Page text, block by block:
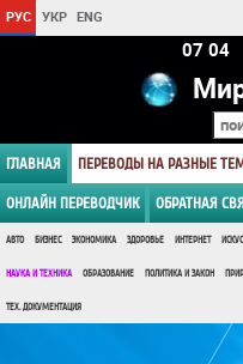
РУС УКР ENG
07 04
ГЛАВНАЯ ПЕРЕВОДЫ НА РАЗНЫЕ
ОНЛАЙН ПЕРЕВОДЧИК ОБРАТНАЯ
АВТО БИЗНЕС ЭКОНОМИКА ЗДОРОВЬЕ ИНТЕРНЕТ
НАУКА И ТЕХНИКА ОБРАЗОВАНИЕ ПОЛИТИКА И ЗАКОН
ТЕХ. ДОКУМЕНТАЦИЯ